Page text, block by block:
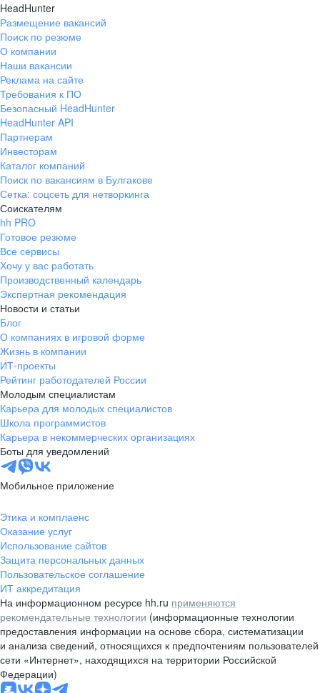
HeadHunter
Размещение вакансий
Поиск по резюме
О компании
Наши вакансии
Реклама на сайте
Требования к ПО
Безопасный HeadHunter
HeadHunter API
Партнерам
Инвесторам
Каталог компаний
Поиск по вакансиям в Булгакове
Сетка: соцсеть для нетворкинга
Соискателям
hh PRO
Готовое резюме
Все сервисы
Хочу у вас работать
Производственный календарь
Экспертная рекомендация
Новости и статьи
Блог
О компаниях в игровой форме
Жизнь в компании
ИТ-проекты
Рейтинг работодателей России
Молодым специалистам
Карьера для молодых специалистов
Школа программистов
Карьера в некоммерческих организациях
Боты для уведомлений
Мобильное приложение
Этика и комплаенс
Оказание услуг
Использование сайтов
Защита персональных данных
Пользовательское соглашение
ИТ аккредитация
На информационном ресурсе hh.ru применяются
рекомендательные технологии (информационные технологии
предоставления информации на основе сбора, систематизации
и анализа сведений, относящихся к предпочтениям пользователей
сети «Интернет», находящихся на территории Российской
Федерации)